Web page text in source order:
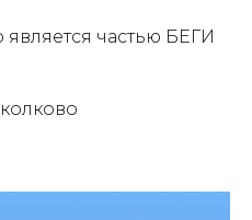
частью БЕГИ